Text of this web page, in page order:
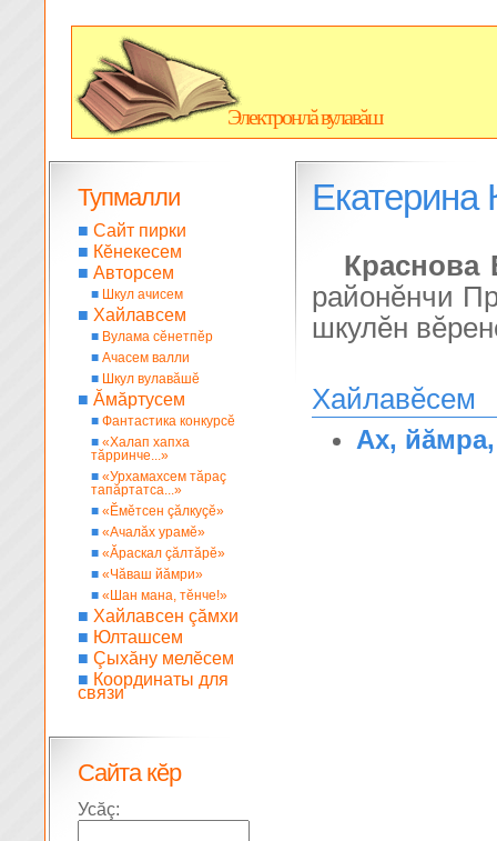
Электронлă вулавăш
Екатерина
Краснова
районĕнчи
шкулĕн
Хайлавĕсем
Ах,
Тупмалли
■ Сайт пирки
■ Кĕнекесем
■ Авторсем
■ Шкул ачисем
■ Хайлавсем
■ Вулама сĕнетпĕр
■ Ачасем валли
■ Шкул вулавăшĕ
■ Ăмăртусем
■ Фантастика конкурсĕ
■ «Халап хапха
тăрринче...»
■ «Урхамахсем тăраç
тапăртатса...»
■ «Ĕмĕтсен çăлкуçĕ»
■ «Ачалăх урамĕ»
■ «Ăраскал çăлтăрĕ»
■ «Чăваш йăмри»
■ «Шан мана, тĕнче!»
■ Хайлавсен çăмхи
■ Юлташсем
■ Çыхăну мелĕсем
■ Координаты для
связи
Сайта кĕр
Усăç: